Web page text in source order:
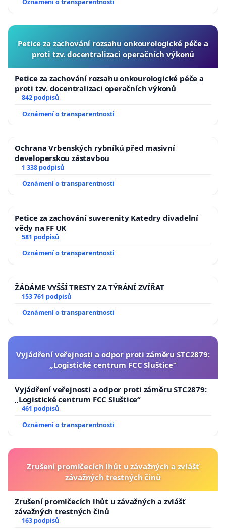
Oznámení o transparentnosti
Petice za zachování rozsahu onkourologické péče a
proti tzv. docentralizaci operačních výkonů
Petice za zachování rozsahu onkourologické péče a
proti tzv. docentralizaci operačních výkonů
842 podpisů
Oznámení o transparentnosti
Ochrana Vrbenských rybníků před masivní
developerskou zástavbou
1 338 podpisů
Oznámení o transparentnosti
Petice za zachování suverenity Katedry divadelní
vědy na FF UK
581 podpisů
Oznámení o transparentnosti
ŽÁDÁME VYŠŠÍ TRESTY ZA TÝRÁNÍ ZVÍŘAT
153 761 podpisů
Oznámení o transparentnosti
Vyjádření veřejnosti a odpor proti záměru STC2879:
„Logistické centrum FCC Sluštice“
Vyjádření veřejnosti a odpor proti záměru STC2879:
„Logistické centrum FCC Sluštice“
461 podpisů
Oznámení o transparentnosti
Zrušení promlčecích lhůt u závažných a zvlášť
závažných trestných činů
Zrušení promlčecích lhůt u závažných a zvlášť
závažných trestných činů
163 podpisů